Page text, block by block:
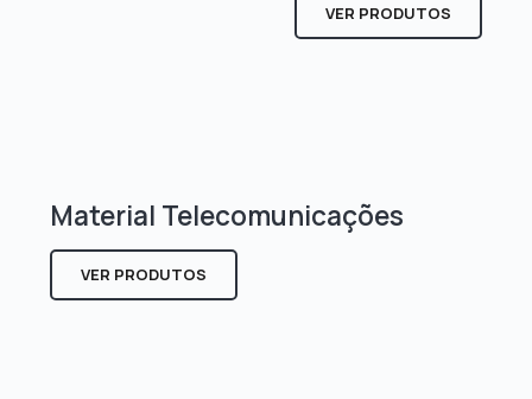
VER PRODUTOS
Material Telecomunicações
VER PRODUTOS